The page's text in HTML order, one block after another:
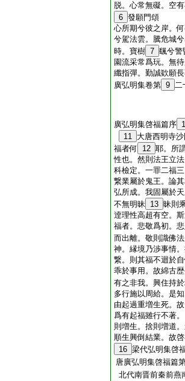
脱。心常無礙。空
6 發願門頌
心所期兮彼之岸。
兮駕法雲。騰危城
時。寶樹 7 颻兮警
園流采常爲玩。無
纖指彈。勤誠欵願
廣弘明集卷第 9 二
廣弘明集啓福篇序
11 大唐西明寺
福者何
12 耶。所
性也。然則法王立
科檢定。一罪二福
繋業屬於鬼王。論
弘所成。我固屬於
不無明昧 13 昧則
逹理性高超有空。
福者。悲敬爲初。
而出離。敬則識佛
神。縁境乃渉事情
繋。則其福不迴於
乖於事用。故綿古
有之非我。興住持
多行施以周給。是
由起過重増生死。
爲有起福雖行不著
則増生。捨則増道
順生興倒結業。故
16 梁代弘明集啓
唐廣弘明集啓福篇
北代南晋前秦前燕